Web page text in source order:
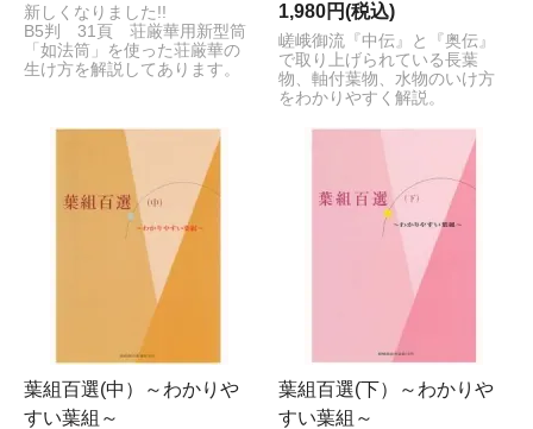
新しくなりました!!
B5判 31頁 荘厳華用新型筒
「如法筒」を使った荘厳華の
生け方を解説してあります。
1,980円(税込)
嵯峨御流『中伝』と『奥伝』
で取り上げられている長葉
物、軸付葉物、水物のいけ方
をわかりやすく解説。
葉組百選(中）～わかりや
すい葉組～
葉組百選(下）～わかりや
すい葉組～